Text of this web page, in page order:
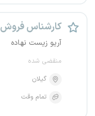
کارشناس فروش
آریو زیست نهاده
منقضی شده
گیلان
تمام وقت